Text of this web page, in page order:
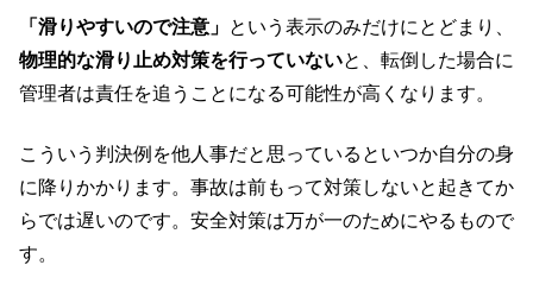
「滑りやすいので注意」 という表示のみだけにとどまり、
物理的な滑り止め対策を行っていないと、転倒した場合に
管理者は責任を追うことになる可能性が高くなります。
こういう判決例を他人事だと思っているといつか自分の身
に降りかかります。事故は前もって対策しないと起きてか
らでは遅いのです。安全対策は万が一のためにやるもので
す。